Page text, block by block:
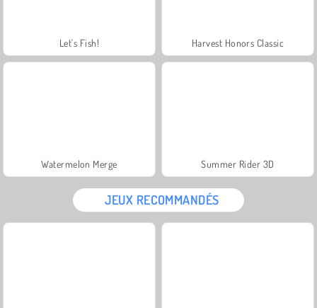
Let's Fish! Harvest Honors Classic
Watermelon Merge Summer Rider 3D
JEUX RECOMMANDÉS